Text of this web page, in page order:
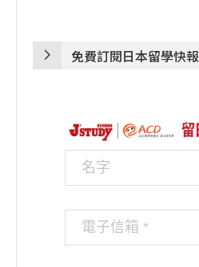
免費訂閱日本留學快報